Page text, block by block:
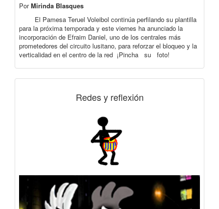
PorMirinda Blasques
El Pamesa Teruel Voleibol continúa perfilando su plantilla
para la próxima temporada y este viernes ha anunciado la
incorporación de Efraim Daniel, uno de los centrales más
prometedores del circuito lusitano, para reforzar el bloqueo y la
verticalidad en el centro de la red ¡Pincha su foto!
Redes y reflexión